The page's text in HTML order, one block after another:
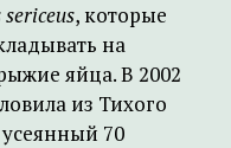
, которые
на
яйца. В 2002
из Тихого
70